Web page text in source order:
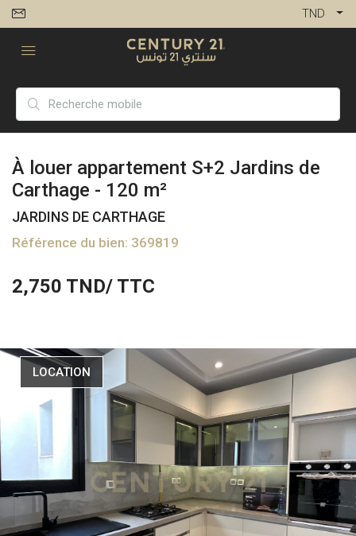
TND
À louer appartement S+2 Jardins de
Carthage - 120 m²
JARDINS DE CARTHAGE
Référence du bien: 369819
2,750 TND/ TTC
LOCATION